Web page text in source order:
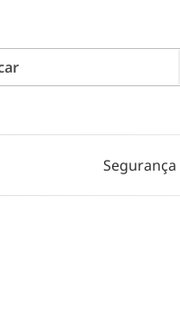
Segurança